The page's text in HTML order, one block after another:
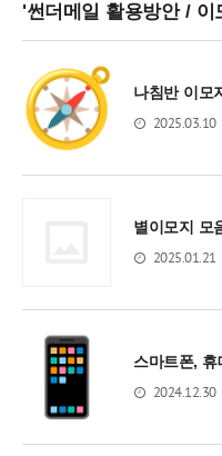
'썬더메일 활용방안 / 이
나침반 이모
2025.03.10
별이모지 모
2025.01.21
스마트폰, 휴
2024.12.30